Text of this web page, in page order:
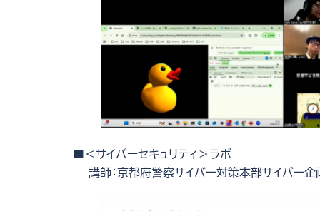
■＜サイバーセキュリティ＞ラボ
講師：京都府警察サイバー対策本部サイバー